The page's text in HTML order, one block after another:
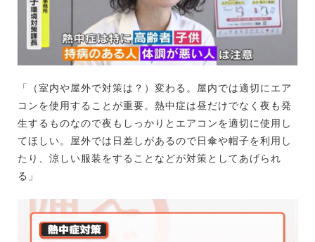
「（室内や屋外で対策は？）変わる。屋内では適切にエア
コンを使用することが重要。熱中症は昼だけでなく夜も発
生するものなので夜もしっかりとエアコンを適切に使用し
てほしい。屋外では日差しがあるので日傘や帽子を利用し
たり、涼しい服装をすることなどが対策としてあげられ
る」